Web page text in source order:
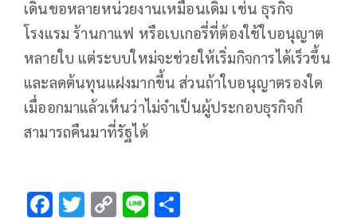
เดินขอหลายหน่วยงานเหมือนเดิม เช่น ธุรกิจ
โรงแรม ร้านกาแฟ หรือเบเกอรี่ที่ต้องใช้ใบอนุญาต
หลายใบ แต่ระบบใหม่จะช่วยให้เริ่มกิจการได้เร็วขึ้น
และลดต้นทุนแฝงมากขึ้น ส่วนถ้าใบอนุญาตรองใด
เมื่ออกมาแล้วเห็นว่าไม่จำเป็นผู้ประกอบธุรกิจก็
สามารถคืนมาที่รัฐได้
F T C Li